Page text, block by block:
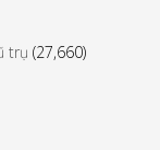
trụ (27,660)